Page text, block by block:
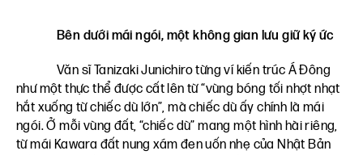
Bên dưới mái ngói, một không gian lưu giữ ký ức
Văn sĩ Tanizaki Junichiro từng ví kiến trúc Á Đông
như một thực thể được cất lên từ “vùng bóng tối nhợt nhạt
hắt xuống từ chiếc dù lớn”, mà chiếc dù ấy chính là mái
ngói. Ở mỗi vùng đất, “chiếc dù” mang một hình hài riêng,
từ mái Kawara đất nung xám đen uốn nhẹ của Nhật Bản